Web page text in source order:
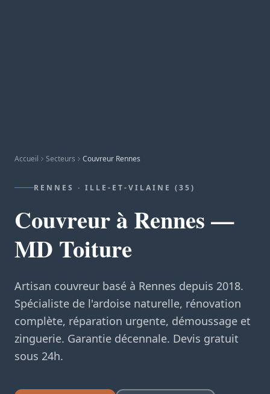
Accueil Secteurs Couvreur Rennes
RENNES · ILLE-ET-VILAINE (35)
Couvreur à Rennes —
MD Toiture
Artisan couvreur basé à Rennes depuis 2018.
Spécialiste de l'ardoise naturelle, rénovation
complète, réparation urgente, démoussage et
zinguerie. Garantie décennale. Devis gratuit
sous 24h.